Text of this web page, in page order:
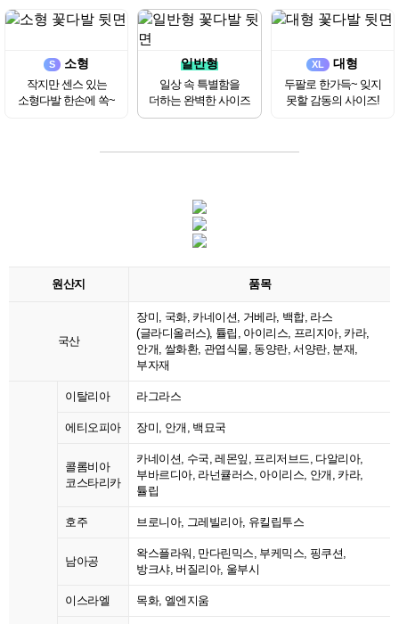
S 소형
작지만 센스 있는
소형다발 한손에 쏙~
일반형
일상 속 특별함을
더하는 완벽한 사이즈
XL 대형
두팔로 한가득~ 잊지
못할 감동의 사이즈!
원산지 품목
국산
장미, 국화, 카네이션, 거베라, 백합, 라스
(글라디올러스), 튤립, 아이리스, 프리지아, 카라,
안개, 쌀화환, 관엽식물, 동양란, 서양란, 분재,
부자재
이탈리아 라그라스
에티오피아 장미, 안개, 백묘국
콜롬비아
코스타리카
카네이션, 수국, 레몬잎, 프리저브드, 다알리아,
부바르디아, 라넌큘러스, 아이리스, 안개, 카라,
튤립
호주 브로니아, 그레빌리아, 유킬립투스
남아공
왁스플라워, 만다린믹스, 부케믹스, 핑쿠션,
방크샤, 버질리아, 울부시
이스라엘 목화, 엘엔지움